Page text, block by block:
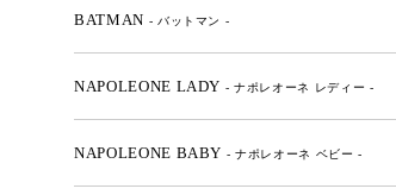
BATMAN - バットマン -
NAPOLEONE LADY - ナポレオーネ レディー -
NAPOLEONE BABY - ナポレオーネ ベビー -